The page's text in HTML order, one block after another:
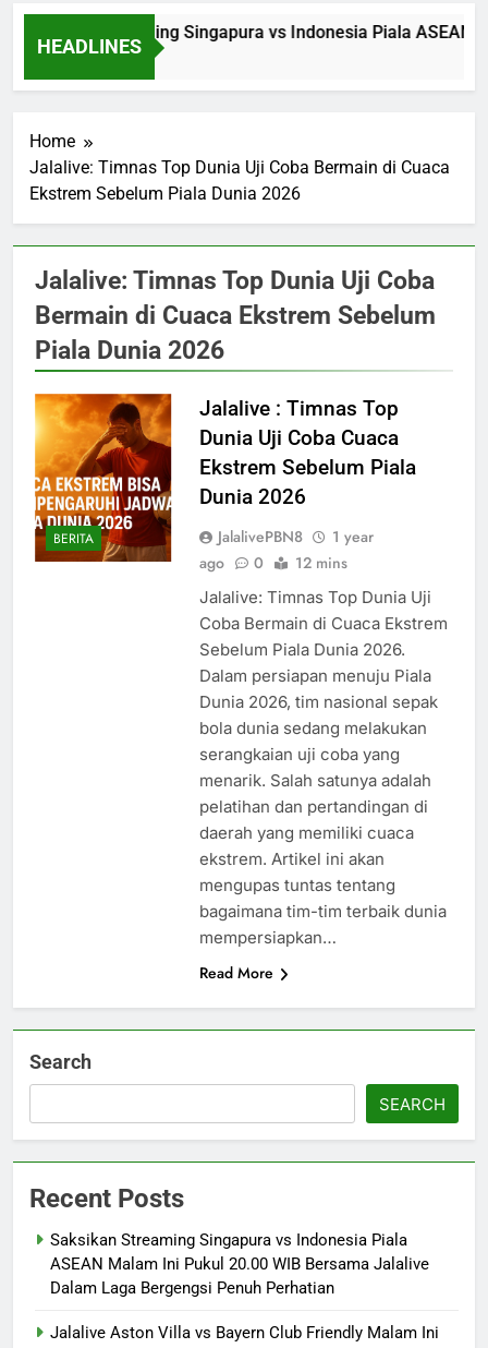
HEADLINES
Saksikan Streaming Singapura vs Indonesia Piala ASEAN
10 Hours Ago
Home
Jalalive: Timnas Top Dunia Uji Coba Bermain di Cuaca
Ekstrem Sebelum Piala Dunia 2026
Jalalive: Timnas Top Dunia Uji Coba
Bermain di Cuaca Ekstrem Sebelum
Piala Dunia 2026
BERITA
Jalalive : Timnas Top
Dunia Uji Coba Cuaca
Ekstrem Sebelum Piala
Dunia 2026
JalalivePBN8
1 year
ago
0 12 mins
Jalalive: Timnas Top Dunia Uji
Coba Bermain di Cuaca Ekstrem
Sebelum Piala Dunia 2026.
Dalam persiapan menuju Piala
Dunia 2026, tim nasional sepak
bola dunia sedang melakukan
serangkaian uji coba yang
menarik. Salah satunya adalah
pelatihan dan pertandingan di
daerah yang memiliki cuaca
ekstrem. Artikel ini akan
mengupas tuntas tentang
bagaimana tim-tim terbaik dunia
mempersiapkan…
Read More
Search
SEARCH
Recent Posts
Saksikan Streaming Singapura vs Indonesia Piala
ASEAN Malam Ini Pukul 20.00 WIB Bersama Jalalive
Dalam Laga Bergengsi Penuh Perhatian
Jalalive Aston Villa vs Bayern Club Friendly Malam Ini